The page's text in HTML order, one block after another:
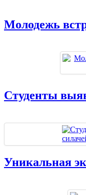
Молодежь
Студенты
Уникальная